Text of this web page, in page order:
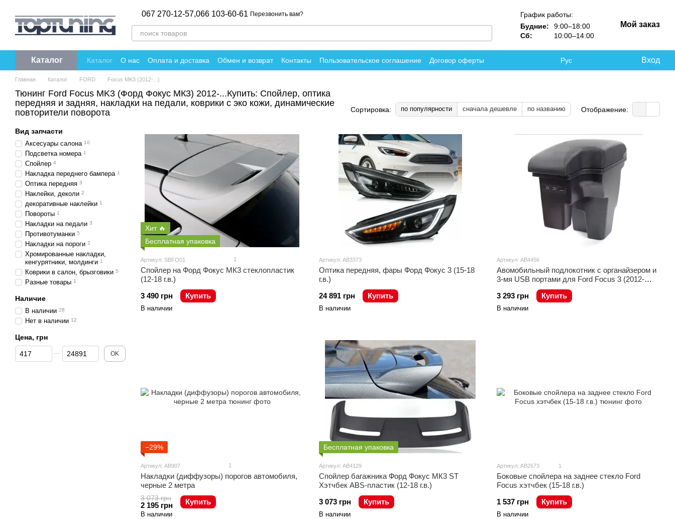
067 270-12-57,066 103-60-61 Перезвонить вам?
График работы:
Будние:
9:00–18:00
Сб:
10:00–14:00
Мой заказ
Каталог Каталог О нас Оплата и доставка Обмен и возврат Контакты Пользовательское соглашение
Договор оферты
Политика конфиденциальности
Отзывы о магазине
Рус Вход
Главная Каталог FORD Focus MK3 (2012-...)
Тюнинг Ford Focus MK3 (Форд Фокус МК3) 2012-...Купить: Спойлер, оптика
передняя и задняя, накладки на педали, коврики с эко кожи, динамические
повторители поворота
Сортировка: по популярности сначала дешевле по названию Отображение:
Хит 🔥
Бесплатная упаковка
Артикул: SBFO01 1
Спойлер на Форд Фокус МК3 стеклопластик
(12-18 г.в.)
3 490 грн
Купить
В наличии
Артикул: AB3373
Оптика передняя, фары Форд Фокус 3 (15-18
г.в.)
24 891 грн
Купить
В наличии
Артикул: AB4456
Авомобильный подлокотник с органайзером и
3-мя USB портами для Ford Focus 3 (2012-
3 293 грн
Купить
В наличии
−29%
Артикул: AB907 1
Накладки (диффузоры) порогов автомобиля,
черные 2 метра
3 073 грн
2 195 грн Купить
В наличии
Бесплатная упаковка
Артикул: AB4129
Спойлер багажника Форд Фокус МК3 ST
Хэтчбек ABS-пластик (12-18 г.в.)
3 073 грн
Купить
В наличии
Артикул: AB2673 1
Боковые спойлера на заднее стекло Ford
Focus хэтчбек (15-18 г.в.)
1 537 грн
Купить
В наличии
Вид запчасти
Аксесуары салона 10
Подсветка номера 1
Спойлер 4
Накладка переднего бампера 1
Оптика передняя 3
Наклейки, деколи 2
декоративные наклейки 1
Повороты 1
Накладки на педали 3
Противотуманки 5
Накладки на пороги 2
Хромированные накладки,
кенгурятники, молдинги 1
Коврики в салон, брызговики 5
Разные товары 1
Наличие
В наличии 28
Нет в наличии 12
Цена, грн
От Цена, грн
До Цена, грн OK